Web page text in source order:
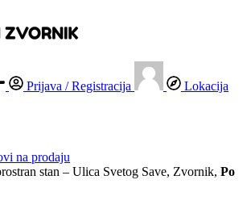
Prijava / Registracija Lokacija
na prodaju
stan – Ulica Svetog Save, Zvornik, Po